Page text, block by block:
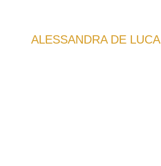
ALESSANDRA DE LUCA